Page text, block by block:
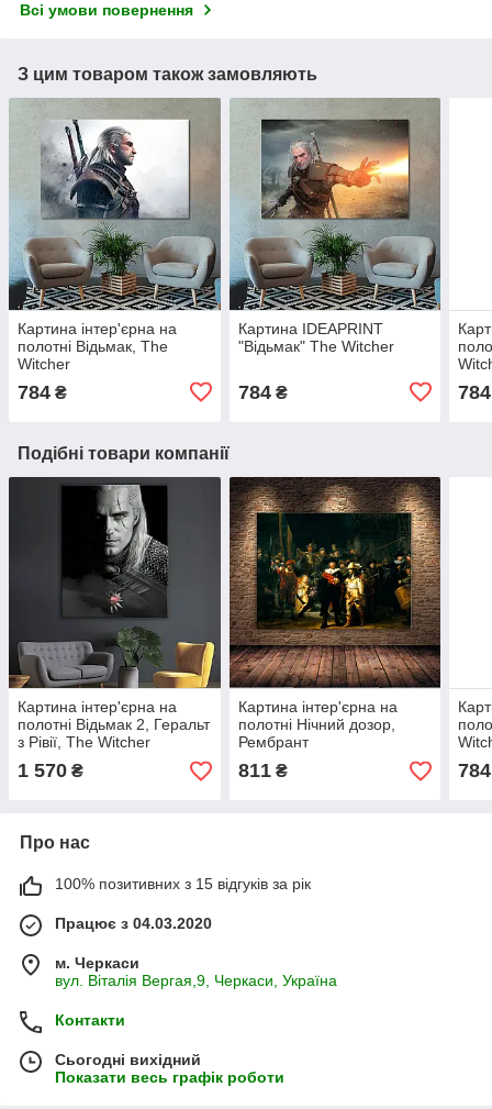
Всі умови повернення
З цим товаром також замовляють
Картина інтер'єрна на
полотні Відьмак, The
Witcher
784 ₴
Картина IDEAPRINT
"Відьмак" The Witcher
784₴ 784
Подібні товари компанії
Картина інтер'єрна на
полотні Відьмак 2, Геральт
з Рівії, The Witcher
1 570 ₴
Картина інтер'єрна на
полотні Нічний дозор,
Рембрант
811₴ 784
Про нас
100% позитивних з 15 відгуків за рік
Працює з 04.03.2020
м. Черкаси
вул. Віталія Вергая,9, Черкаси, Україна
Контакти
Сьогодні вихідний
Показати весь графік роботи